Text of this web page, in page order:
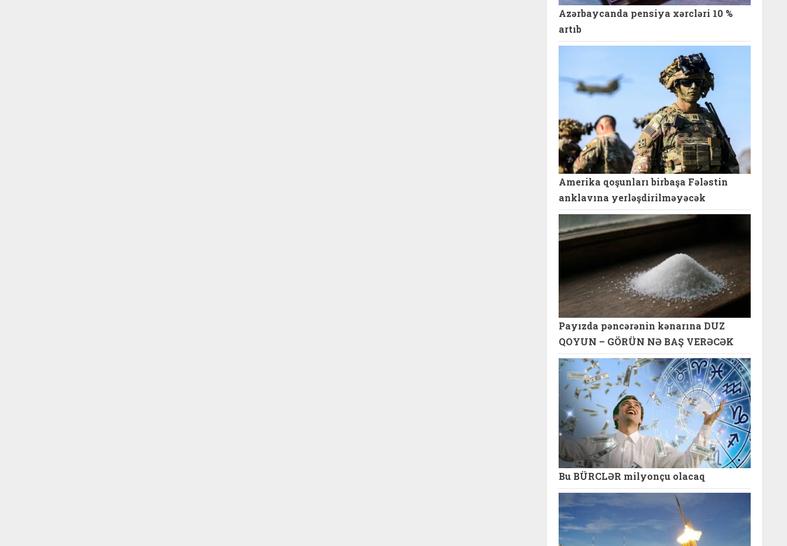
Azərbaycanda pensiya xərcləri 10 %
artıb
Amerika qoşunları birbaşa Fələstin
anklavına yerləşdirilməyəcək
Payızda pəncərənin kənarına DUZ
QOYUN – GÖRÜN NƏ BAŞ VERƏCƏK
Bu BÜRCLƏR milyonçu olacaq